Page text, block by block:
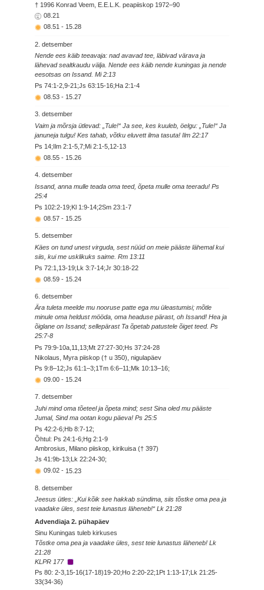
† 1996 Konrad Veem, E.E.L.K. peapiiskop 1972–90
08.21
08.51 - 15.28
2. detsember
Nende ees käib teeavaja: nad avavad tee, läbivad värava ja
lähevad sealtkaudu välja. Nende ees käib nende kuningas ja nende
eesotsas on Issand. Mi 2:13
Ps 74:1-2,9-21;Js 63:15-16;Ha 2:1-4
08.53 - 15.27
3. detsember
Vaim ja mõrsja ütlevad: „Tule!“ Ja see, kes kuuleb, öelgu: „Tule!“ Ja
januneja tulgu! Kes tahab, võtku eluvett ilma tasuta! Ilm 22:17
Ps 14;Ilm 2:1-5,7;Mi 2:1-5,12-13
08.55 - 15.26
4. detsember
Issand, anna mulle teada oma teed, õpeta mulle oma teeradu! Ps
25:4
Ps 102:2-19;Kl 1:9-14;2Sm 23:1-7
08.57 - 15.25
5. detsember
Käes on tund unest virguda, sest nüüd on meie pääste lähemal kui
siis, kui me usklikuks saime. Rm 13:11
Ps 72:1,13-19;Lk 3:7-14;Jr 30:18-22
08.59 - 15.24
6. detsember
Ära tuleta meelde mu nooruse patte ega mu üleastumisi; mõtle
minule oma heldust mööda, oma headuse pärast, oh Issand! Hea ja
õiglane on Issand; sellepärast Ta õpetab patustele õiget teed. Ps
25:7-8
Ps 79:9-10a,11,13;Mt 27:27-30;Hs 37:24-28
Nikolaus, Myra piiskop († u 350), nigulapäev
Ps 9:8–12;Js 61:1–3;1Tm 6:6–11;Mk 10:13–16;
09.00 - 15.24
7. detsember
Juhi mind oma tõeteel ja õpeta mind; sest Sina oled mu pääste
Jumal, Sind ma ootan kogu päeva! Ps 25:5
Ps 42:2-6;Hb 8:7-12;
Õhtul: Ps 24:1-6;Hg 2:1-9
Ambrosius, Milano piiskop, kirikuisa († 397)
Js 41:9b-13;Lk 22:24-30;
09.02 - 15.23
8. detsember
Jeesus ütles: „Kui kõik see hakkab sündima, siis tõstke oma pea ja
vaadake üles, sest teie lunastus läheneb!“ Lk 21:28
Advendiaja 2. pühapäev
Sinu Kuningas tuleb kirkuses
Tõstke oma pea ja vaadake üles, sest teie lunastus läheneb! Lk
21:28
KLPR 177
Ps 80: 2-3,15-16(17-18)19-20;Ho 2:20-22;1Pt 1:13-17;Lk 21:25-
33(34-36)